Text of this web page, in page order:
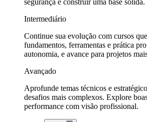
segurança e construir uma base sólida.
Intermediário
Continue sua evolução com cursos
fundamentos, ferramentas e prática
autonomia, e avance para projetos
Avançado
Aprofunde temas técnicos e
desafios mais complexos. Explore
performance com visão profissional.